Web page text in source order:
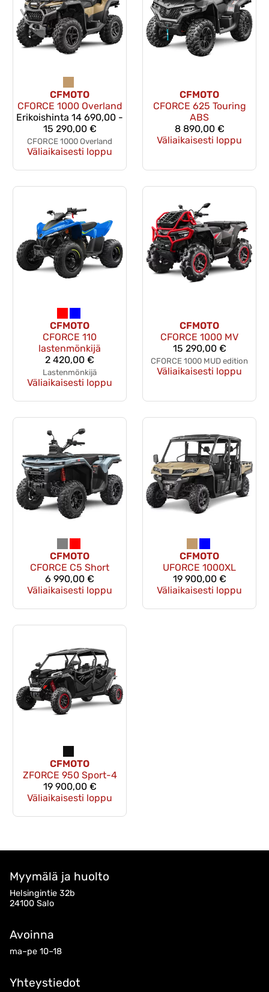
CFMOTO
CFORCE 1000 Overland
Erikoishinta 14 690,00 -
15 290,00 €
CFORCE 1000 Overland
Väliaikaisesti loppu
CFMOTO
CFORCE 625 Touring
ABS
8 890,00 €
Väliaikaisesti loppu
CFMOTO
CFORCE 110
lastenmönkijä
2 420,00 €
Lastenmönkijä
Väliaikaisesti loppu
CFMOTO
CFORCE 1000 MV
15 290,00 €
CFORCE 1000 MUD edition
Väliaikaisesti loppu
CFMOTO
CFORCE C5 Short
6 990,00 €
Väliaikaisesti loppu
CFMOTO
UFORCE 1000XL
19 900,00 €
Väliaikaisesti loppu
CFMOTO
ZFORCE 950 Sport-4
19 900,00 €
Väliaikaisesti loppu
Myymälä ja huolto
Helsingintie 32b
24100 Salo
Avoinna
ma–pe 10–18
Yhteystiedot